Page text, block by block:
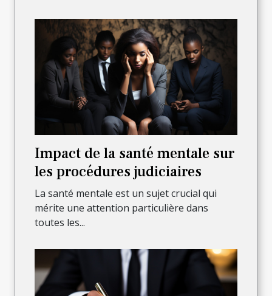
Impact de la santé mentale sur
les procédures judiciaires
La santé mentale est un sujet crucial qui
mérite une attention particulière dans
toutes les...